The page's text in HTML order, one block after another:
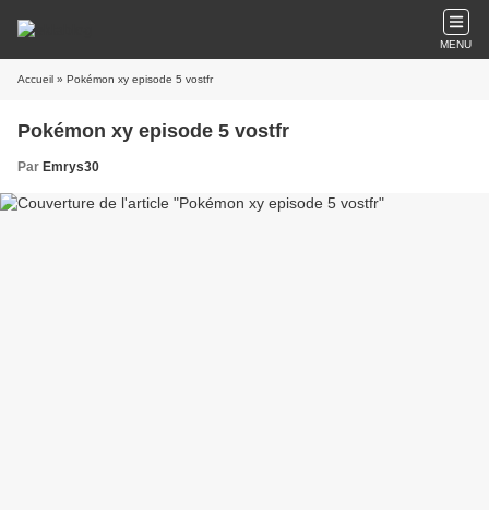
MENU
Accueil » Pokémon xy episode 5 vostfr
Pokémon xy episode 5 vostfr
Par Emrys30